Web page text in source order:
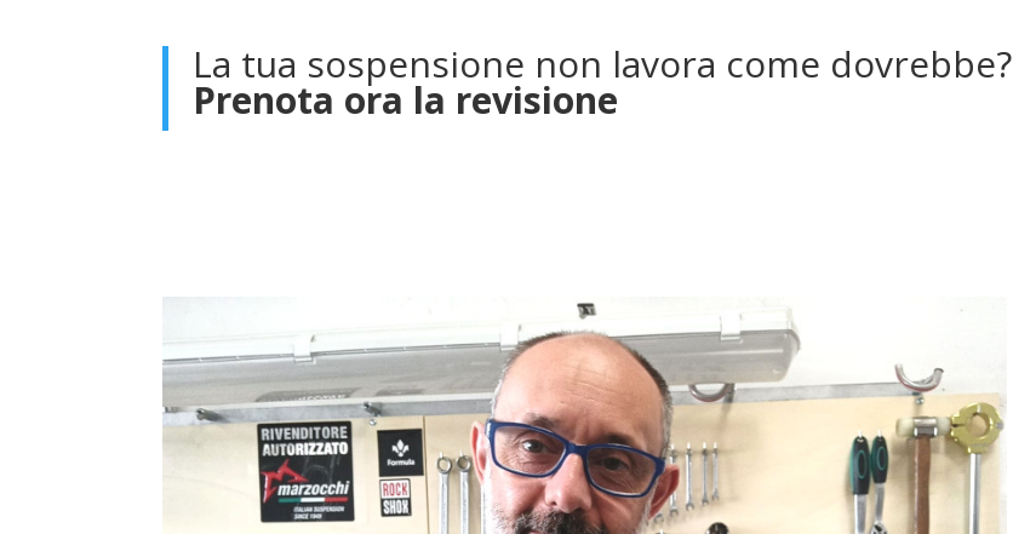
La tua sospensione non lavora come dovrebbe?
Prenota ora la revisione